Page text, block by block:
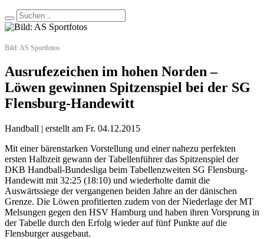
Bild: AS Sportfotos
Ausrufezeichen im hohen Norden –
Löwen gewinnen Spitzenspiel bei der SG
Flensburg-Handewitt
Handball | erstellt am Fr. 04.12.2015
Mit einer bärenstarken Vorstellung und einer nahezu perfekten
ersten Halbzeit gewann der Tabellenführer das Spitzenspiel der
DKB Handball-Bundesliga beim Tabellenzweiten SG Flensburg-
Handewitt mit 32:25 (18:10) und wiederholte damit die
Auswärtssiege der vergangenen beiden Jahre an der dänischen
Grenze. Die Löwen profitierten zudem von der Niederlage der MT
Melsungen gegen den HSV Hamburg und haben ihren Vorsprung in
der Tabelle durch den Erfolg wieder auf fünf Punkte auf die
Flensburger ausgebaut.